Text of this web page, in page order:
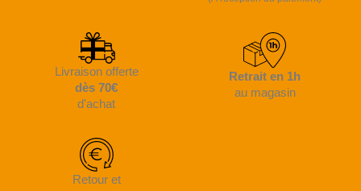
Livraison offerte
dès 70€
d'achat
Retrait en 1h
au magasin
Retour et